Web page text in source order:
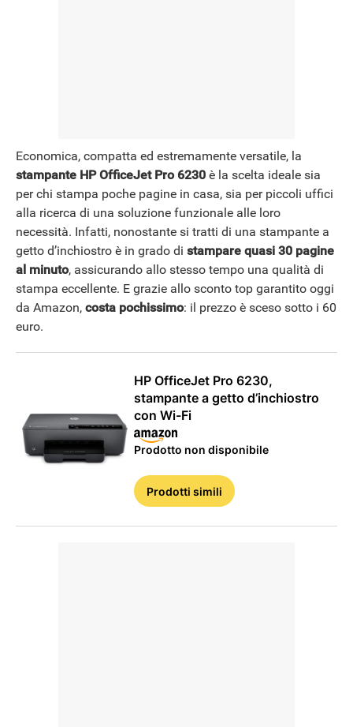
Economica, compatta ed estremamente versatile, la
stampante HP OfficeJet Pro 6230 è la scelta ideale sia
per chi stampa poche pagine in casa, sia per piccoli uffici
alla ricerca di una soluzione funzionale alle loro
necessità. Infatti, nonostante si tratti di una stampante a
getto d’inchiostro è in grado di stampare quasi 30 pagine
al minuto, assicurando allo stesso tempo una qualità di
stampa eccellente. E grazie allo sconto top garantito oggi
da Amazon, costa pochissimo: il prezzo è sceso sotto i 60
euro.
HP OfficeJet Pro 6230,
stampante a getto d’inchiostro
con Wi-Fi
Prodotto non disponibile
Prodotti simili